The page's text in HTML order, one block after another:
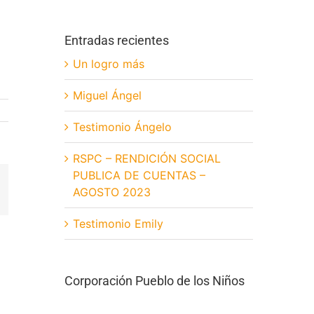
Entradas recientes
Un logro más
Miguel Ángel
Testimonio Ángelo
RSPC – RENDICIÓN SOCIAL
PUBLICA DE CUENTAS –
AGOSTO 2023
Testimonio Emily
Corporación Pueblo de los Niños